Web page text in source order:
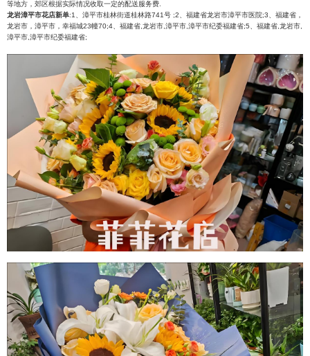
等地方，郊区根据实际情况收取一定的配送服务费.
龙岩漳平市花店新单:1、漳平市桂林街道桂林路741号 ;2、福建省龙岩市漳平市医院;3、福建省，
龙岩市，漳平市，幸福城23幢70;4、福建省,龙岩市,漳平市,漳平市纪委福建省;5、福建省,龙岩市,
漳平市,漳平市纪委福建省;